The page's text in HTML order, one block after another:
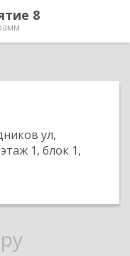
8
ул,
1, блок 1,